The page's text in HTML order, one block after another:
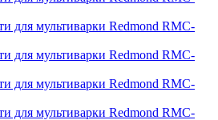
для мультиварки Redmond RMC-
для мультиварки Redmond RMC-
для мультиварки Redmond RMC-
для мультиварки Redmond RMC-